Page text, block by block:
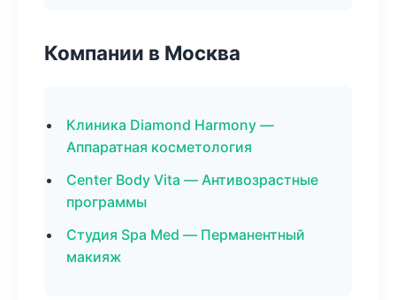
Компании в Москва
Клиника Diamond Harmony —
Аппаратная косметология
Center Body Vita — Антивозрастные
программы
Студия Spa Med — Перманентный
макияж